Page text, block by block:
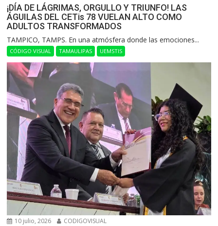
¡DÍA DE LÁGRIMAS, ORGULLO Y TRIUNFO! LAS
ÁGUILAS DEL CETis 78 VUELAN ALTO COMO
ADULTOS TRANSFORMADOS
​TAMPICO, TAMPS. En una atmósfera donde las emociones...
CÓDIGO VISUAL TAMAULIPAS UEMSTIS
10 julio, 2026 CODIGOVISUAL